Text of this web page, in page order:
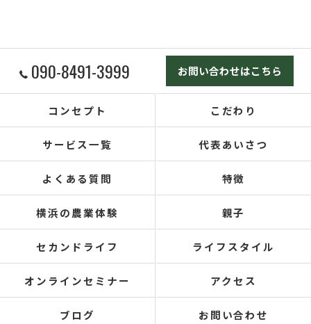
090-8491-3999 お問い合わせはこちら
コンセプト こだわり
サービス一覧 代表あいさつ
よくある質問 特徴
横浜の農業体験 親子
セカンドライフ ライフスタイル
オンラインセミナー アクセス
ブログ お問い合わせ